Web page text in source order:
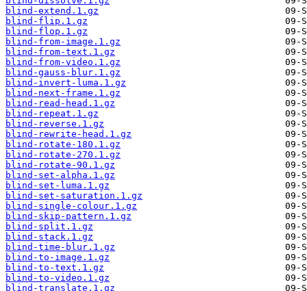
blind-extend.1.gz
blind-flip.1.gz
blind-flop.1.gz
blind-from-image.1.gz
blind-from-text.1.gz
blind-from-video.1.gz
blind-gauss-blur.1.gz
blind-invert-luma.1.gz
blind-next-frame.1.gz
blind-read-head.1.gz
blind-repeat.1.gz
blind-reverse.1.gz
blind-rewrite-head.1.gz
blind-rotate-180.1.gz
blind-rotate-270.1.gz
blind-rotate-90.1.gz
blind-set-alpha.1.gz
blind-set-luma.1.gz
blind-set-saturation.1.gz
blind-single-colour.1.gz
blind-skip-pattern.1.gz
blind-split.1.gz
blind-stack.1.gz
blind-time-blur.1.gz
blind-to-image.1.gz
blind-to-text.1.gz
blind-to-video.1.gz
blind-translate.1.gz